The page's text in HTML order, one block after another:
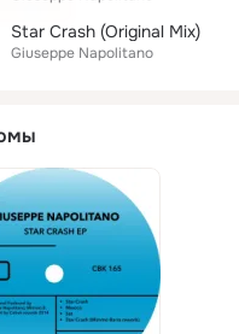
Star Crash (Original Mix)
Giuseppe Napolitano